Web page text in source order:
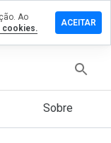
Sobre
Ao
cookies.
ACEITAR